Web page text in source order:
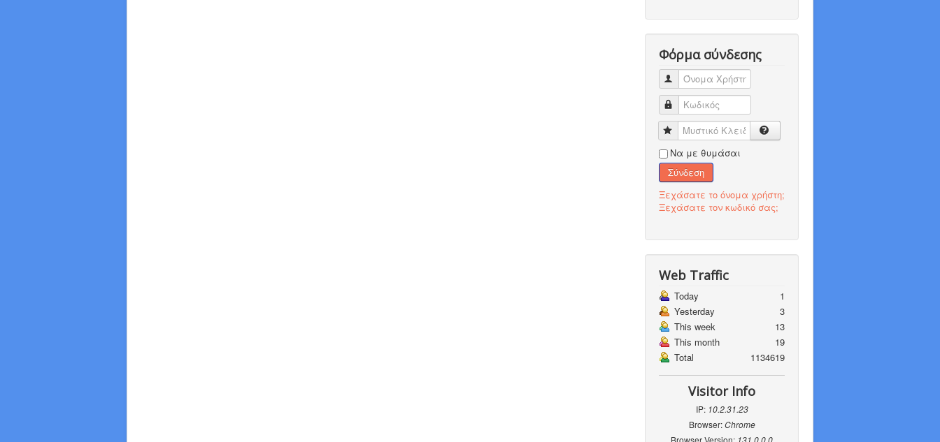
Φόρμα σύνδεσης
Όνομα Χρήστη
Κωδικός
Μυστικό Κλειδί
Να με θυμάσαι
Σύνδεση
Ξεχάσατε το όνομα χρήστη;
Ξεχάσατε τον κωδικό σας;
Web Traffic
Today
1
Yesterday
3
This week
13
This month
19
Total
1134619
Visitor Info
IP: 10.2.31.23
Browser:Chrome
Browser Version: 131.0.0.0